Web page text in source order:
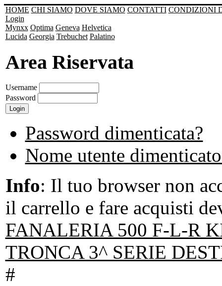
HOME CHI SIAMO DOVE SIAMO CONTATTI CONDIZIONI
Login
Mynxx Optima Geneva Helvetica
Lucida Georgia Trebuchet Palatino
Area Riservata
Username
Password
Password dimenticata?
Nome utente
Info: Il tuo browser non
il carrello e fare acquisti
FANALERIA 500 F-L-R
TRONCA 3^ SERIE
#